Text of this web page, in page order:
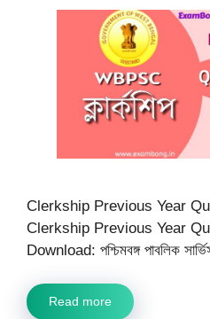
Clerkship Previous Year
Clerkship Previous Year
Download: পশ্চিমবঙ্গ পাবলিক
Read more